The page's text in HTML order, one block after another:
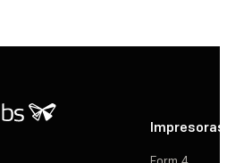
Impresoras